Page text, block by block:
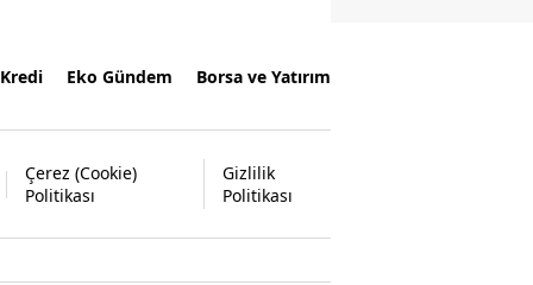
Kredi Eko Gündem Borsa ve Yatırım
Çerez (Cookie)
Politikası
Gizlilik
Politikası